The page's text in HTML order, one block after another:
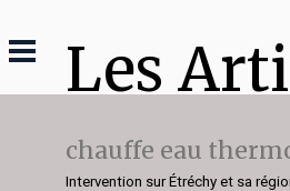
Les
chauffe eau
Intervention sur Étréchy et sa